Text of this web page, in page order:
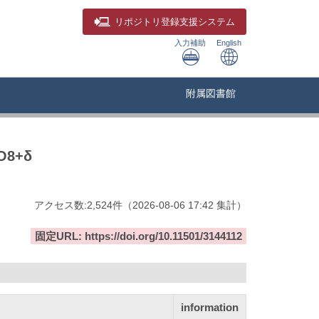
リポジトリ 登録支援システム
入力補助 English
附属図書館
アクセス数:2,524件 （2026-08-06 17:42 集計）
固定URL: https://doi.org/10.11501/3144112
information